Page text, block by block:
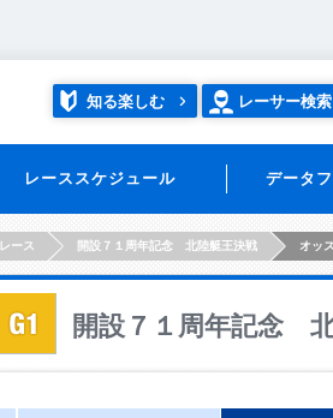
知る楽しむ レーサー検索
レーススケジュール データ
ース 開設７１周年記念 北陸艇王決戦 オッ
開設７１周年記念